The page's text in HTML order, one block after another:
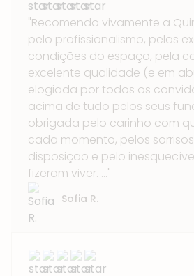
"Recomendo vivamente a
pelo profissionalismo, pelas
condições do espaço, pela
excelente qualidade (e em
elogiada por todos os
acima de tudo pelos seus
obrigada pelo carinho com
cada momento, pelos
disposição e pelo
fizeram viver. ..."
Sofia R.